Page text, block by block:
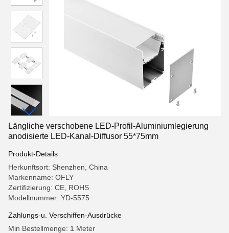
Längliche verschobene LED-Profil-Aluminiumlegierung
anodisierte LED-Kanal-Diffusor 55*75mm
Produkt-Details
Herkunftsort: Shenzhen, China
Markenname: OFLY
Zertifizierung: CE, ROHS
Modellnummer: YD-5575
Zahlungs-u. Verschiffen-Ausdrücke
Min Bestellmenge: 1 Meter